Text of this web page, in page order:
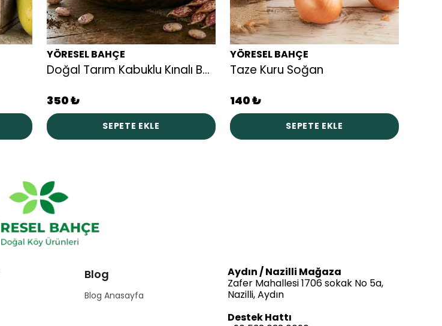
YÖRESEL BAHÇE
Doğal Tarım Kabuklu Kınalı Barbunya
350 ₺
SEPETE EKLE
YÖRESEL BAHÇE
Taze Kuru Soğan
140 ₺
SEPETE EKLE
Blog
Blog Anasayfa
Aydın / Nazilli Mağaza
Zafer Mahallesi 1706 sokak No 5a,
Nazilli, Aydın
Destek Hattı